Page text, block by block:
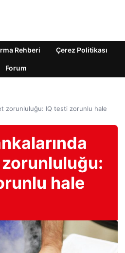
Rehberi Çerez Politikası
Forum
zorunluluğu: IQ testi zorunlu hale
hale